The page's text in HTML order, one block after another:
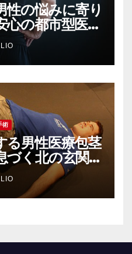
性の悩みに寄り
心の都市型医療
術
る男性医療包茎
づく北の玄関口